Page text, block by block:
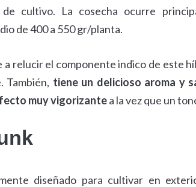
de cultivo. La cosecha ocurre
de 400 a 550 gr/planta.
a relucir el componente indico de este
También, tiene un delicioso aroma y
muy vigorizantea la vez que un
diseñado para cultivar en